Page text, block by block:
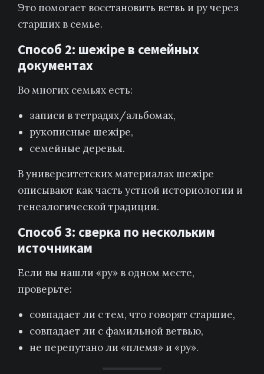
Это помогает восстановить ветвь и ру через
старших в семье.
Способ 2: шежіре в семейных
документах
Во многих семьях есть:
записи в тетрадях/альбомах,
рукописные шежіре,
семейные деревья.
В университетских материалах шежіре
описывают как часть устной историологии и
генеалогической традиции.
Способ 3: сверка по нескольким
источникам
Если вы нашли «ру» в одном месте,
проверьте:
совпадает ли с тем, что говорят старшие,
совпадает ли с фамильной ветвью,
не перепутано ли «племя» и «ру».